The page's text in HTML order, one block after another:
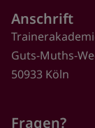
Anschrift
Guts-Muths-
50933 Köln
Fragen?